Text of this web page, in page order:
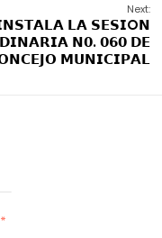
Next:
𝗟𝗔 𝗦𝗘𝗦𝗜O𝗡
𝗡𝟬. 𝟬𝟲𝟬 𝗗𝗘
𝗠𝗨𝗡𝗜𝗖𝗜𝗣𝗔𝗟
*